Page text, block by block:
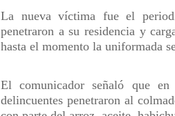
La nueva víctima fue el
penetraron a su residencia y
hasta el momento la uniformada
El comunicador señaló que
delincuentes penetraron al